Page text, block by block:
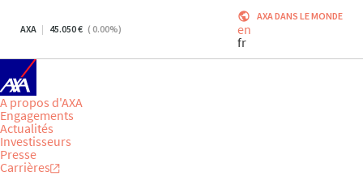
AXA 45.050 ( 0.00%)
AXA DANS LE MONDE
en
fr
A propos d'AXA
Engagements
Actualités
Investisseurs
Presse
Carrières